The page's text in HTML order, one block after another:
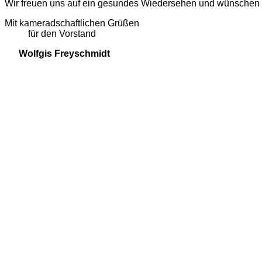
Wir freuen uns auf ein gesundes Wiedersehen und wünschen
Mit kameradschaftlichen Grüßen
für den Vorstand
Wolfgis Freyschmidt